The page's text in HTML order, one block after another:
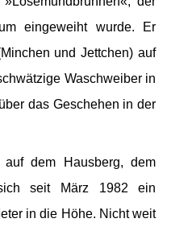
eingeweiht wurde. Er
und Jettchen) auf
Waschweiber in
das Geschehen in der
dem Hausberg, dem
seit März 1982 ein
in die Höhe. Nicht weit